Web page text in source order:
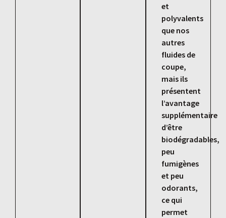
et
polyvalents
que nos
autres
fluides de
coupe,
mais ils
présentent
l’avantage
supplémentaire
d’être
biodégradables,
peu
fumigènes
et peu
odorants,
ce qui
permet